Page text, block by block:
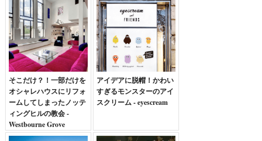
そこだけ？！一部だけを
オシャレハウスにリフォ
ームしてしまったノッテ
ィングヒルの教会 -
Westbourne Grove
Church Conversion
アイデアに脱帽！かわい
すぎるモンスターのアイ
スクリーム - eyescream